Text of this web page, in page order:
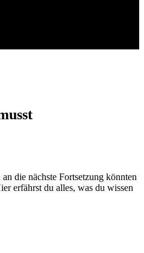
die nächste Fortsetzung könnten
erfährst du alles, was du wissen